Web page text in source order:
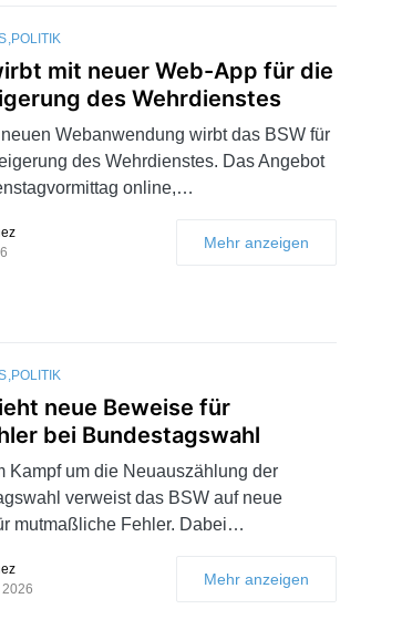
POLITIK
mit neuer Web-App für die
des Wehrdienstes
Webanwendung wirbt das BSW für
des Wehrdienstes. Das Angebot
online,…
Mehr anzeigen
POLITIK
neue Beweise für
bei Bundestagswahl
Kampf um die Neuauszählung der
verweist das BSW auf neue
mutmaßliche Fehler. Dabei…
Mehr anzeigen